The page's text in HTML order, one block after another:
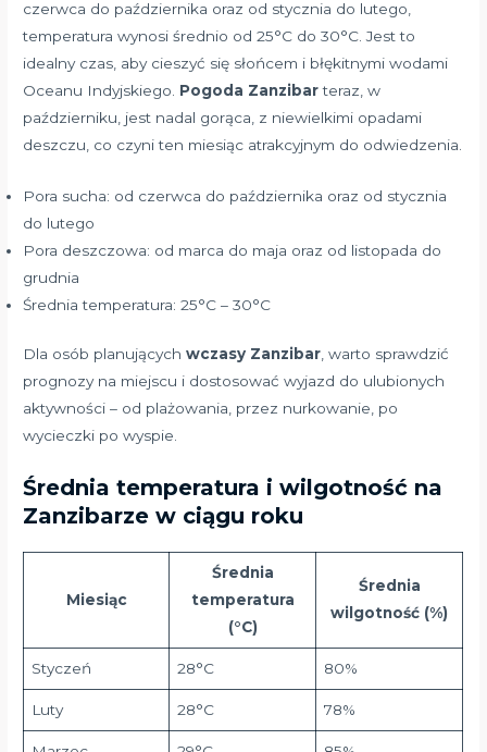
czerwca do października oraz od stycznia do lutego,
temperatura wynosi średnio od 25°C do 30°C. Jest to
idealny czas, aby cieszyć się słońcem i błękitnymi wodami
Oceanu Indyjskiego. Pogoda Zanzibarteraz, w
październiku, jest nadal gorąca, z niewielkimi opadami
deszczu, co czyni ten miesiąc atrakcyjnym do odwiedzenia.
Pora sucha: od czerwca do października oraz od stycznia
do lutego
Pora deszczowa: od marca do maja oraz od listopada do
grudnia
Średnia temperatura: 25°C – 30°C
Dla osób planującychwczasy Zanzibar , warto sprawdzić
prognozy na miejscu i dostosować wyjazd do ulubionych
aktywności – od plażowania, przez nurkowanie, po
wycieczki po wyspie.
Średnia temperatura i wilgotność na
Zanzibarze w ciągu roku
Miesiąc
Średnia
temperatura
(°C)
Średnia
wilgotność (%)
Styczeń 28°C 80%
Luty 28°C 78%